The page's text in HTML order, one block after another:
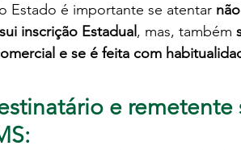
Estado é importante se atentar
inscrição Estadual, mas, também
e se é feita com
e remetente
: